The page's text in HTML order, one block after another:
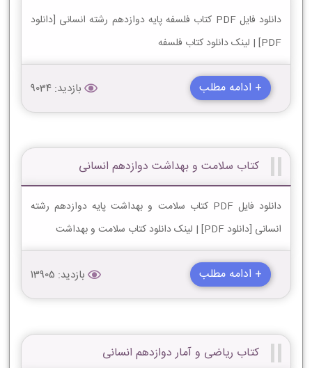
دانلود فایل PDF کتاب فلسفه پایه دوازدهم رشته انسانی [دانلود
PDF] | لینک دانلود کتاب فلسفه
+ ادامه مطلب بازدید: 9034
کتاب سلامت و بهداشت دوازدهم انسانی
دانلود فایل PDF کتاب سلامت و بهداشت پایه دوازدهم رشته
انسانی [دانلود PDF] | لینک دانلود کتاب سلامت و بهداشت
+ ادامه مطلب بازدید: 13905
کتاب ریاضی و آمار دوازدهم انسانی